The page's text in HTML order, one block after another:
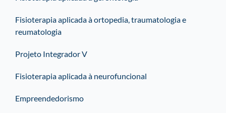
Fisioterapia aplicada à ortopedia, traumatologia e
reumatologia
Projeto Integrador V
Fisioterapia aplicada à neurofuncional
Empreendedorismo